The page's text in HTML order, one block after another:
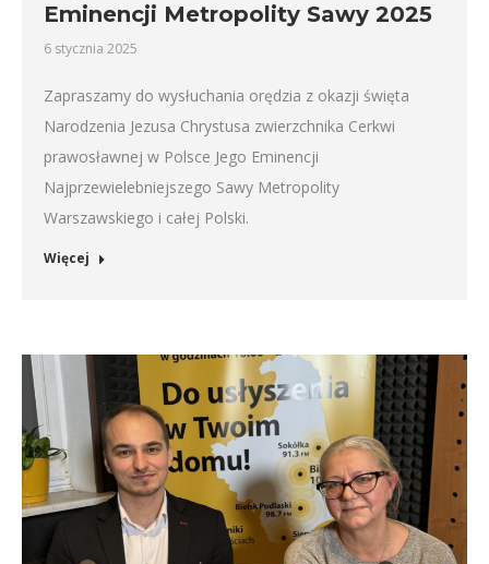
Eminencji Metropolity Sawy 2025
6 stycznia 2025
Zapraszamy do wysłuchania orędzia z okazji święta
Narodzenia Jezusa Chrystusa zwierzchnika Cerkwi
prawosławnej w Polsce Jego Eminencji
Najprzewielebniejszego Sawy Metropolity
Warszawskiego i całej Polski.
Więcej